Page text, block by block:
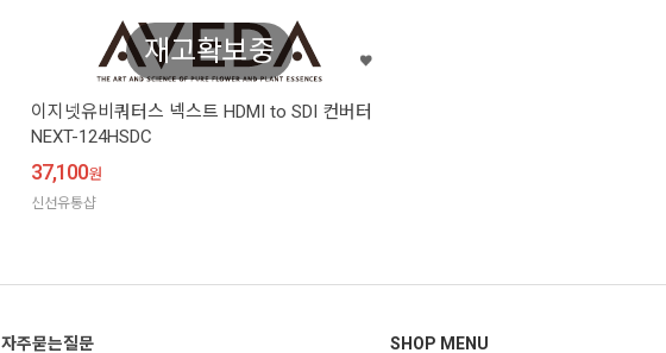
재고확보중
이지넷유비쿼터스 넥스트 HDMI to SDI 컨버터
NEXT-124HSDC
37,100원
신선유통샵
자주묻는질문 SHOP MENU